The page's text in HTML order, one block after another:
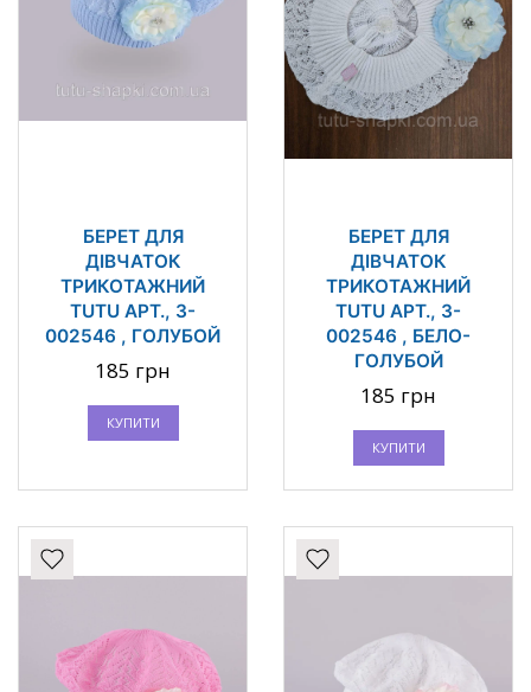
БЕРЕТ ДЛЯ
ДІВЧАТОК
ТРИКОТАЖНИЙ
TUTU АРТ., 3-
002546 , ГОЛУБОЙ
185 грн
КУПИТИ
БЕРЕТ ДЛЯ
ДІВЧАТОК
ТРИКОТАЖНИЙ
TUTU АРТ., 3-
002546 , БЕЛО-
ГОЛУБОЙ
185 грн
КУПИТИ